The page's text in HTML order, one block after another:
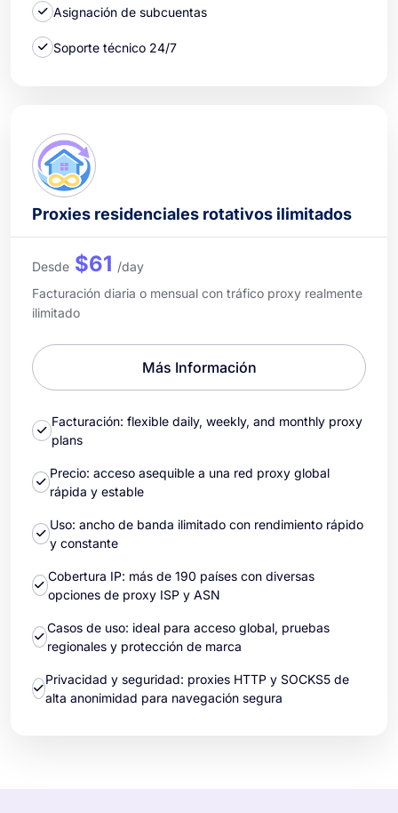
Asignación de subcuentas
Soporte técnico 24/7
Proxies residenciales rotativos ilimitados
Desde $61 /day
Facturación diaria o mensual con tráfico proxy realmente
ilimitado
Más Información
Facturación: flexible daily, weekly, and monthly proxy
plans
Precio: acceso asequible a una red proxy global
rápida y estable
Uso: ancho de banda ilimitado con rendimiento rápido
y constante
Cobertura IP: más de 190 países con diversas
opciones de proxy ISP y ASN
Casos de uso: ideal para acceso global, pruebas
regionales y protección de marca
Privacidad y seguridad: proxies HTTP y SOCKS5 de
alta anonimidad para navegación segura